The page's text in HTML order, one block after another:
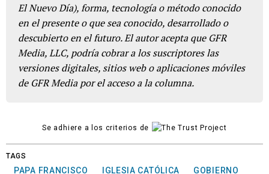
El Nuevo Día), forma, tecnología o método conocido
en el presente o que sea conocido, desarrollado o
descubierto en el futuro. El autor acepta que GFR
Media, LLC, podría cobrar a los suscriptores las
versiones digitales, sitios web o aplicaciones móviles
de GFR Media por el acceso a la columna.
Se adhiere a los criterios de
TAGS
PAPA FRANCISCO IGLESIA CATÓLICA
GOBIERNO